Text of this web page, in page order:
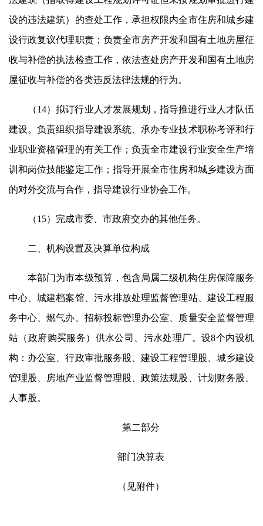
设的违法建筑）的查处工作，承担权限内全市住房和城乡建
设行政复议代理职责；负责全市房产开发和国有土地房屋征
收与补偿的执法检查工作，依法查处房产开发和国有土地房
屋征收与补偿的各类违反法律法规的行为。
（14）拟订行业人才发展规划，指导推进行业人才队伍
建设。负责组织指导建设系统、承办专业技术职称考评和行
业职业资格管理的有关工作；负责全市建设行业安全生产培
训和岗位技能鉴定工作；指导开展全市住房和城乡建设方面
的对外交流与合作，指导建设行业协会工作。
（15）完成市委、市政府交办的其他任务。
二、机构设置及决算单位构成
本部门为市本级预算，包含局属二级机构住房保障服务
中心、城建档案馆、污水排放处理监督管理站、建设工程服
务中心、燃气办、招标投标管理办公室、质量安全监督管理
站（政府购买服务）供水公司、污水处理厂。设8个内设机
构：办公室、行政审批服务股、建设工程管理股、城乡建设
管理股、房地产业监督管理股、政策法规股、计划财务股、
人事股。
第二部分
部门决算表
（见附件）